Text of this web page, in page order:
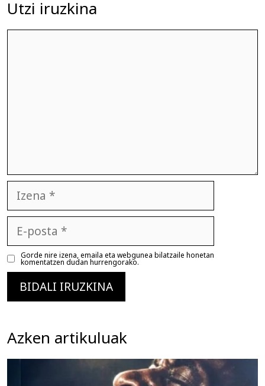
Utzi iruzkina
posta
Gorde nire izena, emaila eta webgunea bilatzaile honetan
komentatzen dudan hurrengorako.
Azken artikuluak